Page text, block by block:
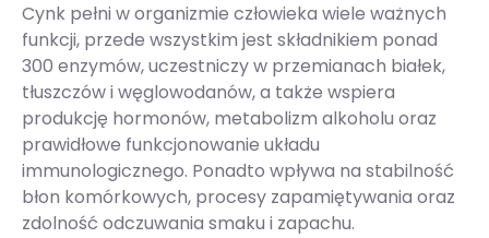
Cynk pełni w organizmie człowieka wiele ważnych
funkcji, przede wszystkim jest składnikiem ponad
300 enzymów, uczestniczy w przemianach białek,
tłuszczów i węglowodanów, a także wspiera
produkcję hormonów, metabolizm alkoholu oraz
prawidłowe funkcjonowanie układu
immunologicznego. Ponadto wpływa na stabilność
błon komórkowych, procesy zapamiętywania oraz
zdolność odczuwania smaku i zapachu.